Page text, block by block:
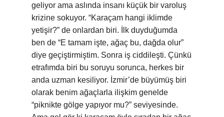
geliyor ama aslında insanı küçük bir varoluş
krizine sokuyor. “Karaçam hangi iklimde
yetişir?” de onlardan biri. İlk duyduğumda
ben de “E tamam işte, ağaç bu, dağda olur”
diye geçiştirmiştim. Sonra iş ciddileşti. Çünkü
etrafımda biri bu soruyu sorunca, herkes bir
anda uzman kesiliyor. İzmir’de büyümüş biri
olarak benim ağaçlarla ilişkim genelde
“piknikte gölge yapıyor mu?” seviyesinde.